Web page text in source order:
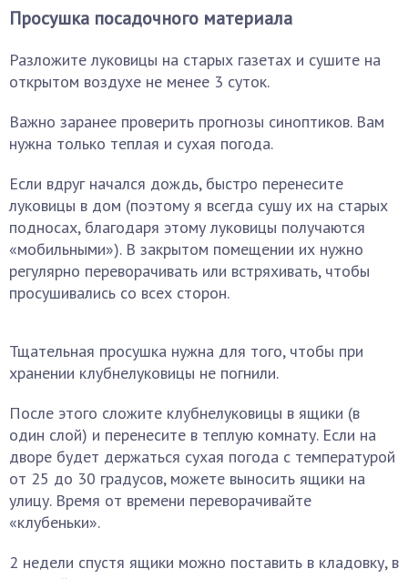
Просушка посадочного материала
Разложите луковицы на старых газетах и сушите на
открытом воздухе не менее 3 суток.
Важно заранее проверить прогнозы синоптиков. Вам
нужна только теплая и сухая погода.
Если вдруг начался дождь, быстро перенесите
луковицы в дом (поэтому я всегда сушу их на старых
подносах, благодаря этому луковицы получаются
«мобильными»). В закрытом помещении их нужно
регулярно переворачивать или встряхивать, чтобы
просушивались со всех сторон.
Тщательная просушка нужна для того, чтобы при
хранении клубнелуковицы не погнили.
После этого сложите клубнелуковицы в ящики (в
один слой) и перенесите в теплую комнату. Если на
дворе будет держаться сухая погода с температурой
от 25 до 30 градусов, можете выносить ящики на
улицу. Время от времени переворачивайте
«клубеньки».
2 недели спустя ящики можно поставить в кладовку, в